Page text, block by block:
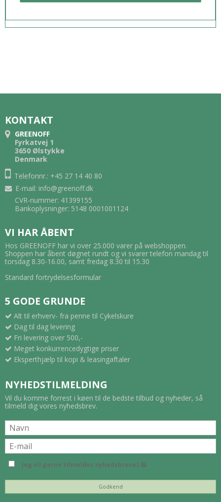
KONTAKT
GREENOFF
Fyrkatvej 1
3650 Ølstykke
Denmark
Telefonnr.: +45 27 14 40 80
E-mail: info@greenoff.dk
CVR-nummer: 41399155
Bankoplysninger: 5148 0001001124
VI HAR ÅBENT
Hos GREENOFF har vi over 25.000 varer på webshoppen.
Shoppen har åbent døgnet rundt og vi svarer telefon mandag til
torsdag 8.30-16.00, samt fredag 8.30 til 15.30
Standard fortrydelsesformular
5 GODE GRUNDE
Alt til erhverv- fra penne til Cykelskure
Dag til dag levering
Fri levering over 500,-
Meget konkurrencedygtige priser
Eksperthjælp til kopi & leasingaftaler
NYHEDSTILMELDING
Vil du komme forrest i køen til de bedste tilbud og nyheder, så
tilmeld dig vores nyhedsbrev.
Jeg vil gerne tilmeldes nyhedsbrevet
Godkend